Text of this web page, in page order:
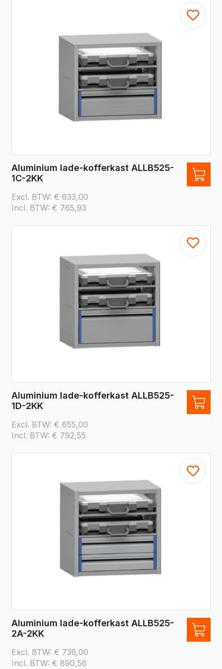
Aluminium lade-kofferkast ALLB525-
1C-2KK
Excl. BTW: € 633,00
Incl. BTW: € 765,93
Aluminium lade-kofferkast ALLB525-
1D-2KK
Excl. BTW: € 655,00
Incl. BTW: € 792,55
Aluminium lade-kofferkast ALLB525-
2A-2KK
Excl. BTW: € 736,00
Incl. BTW: € 890,56